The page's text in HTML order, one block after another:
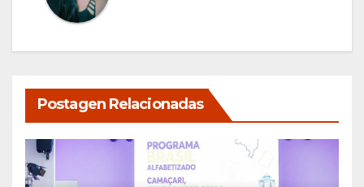
Postagen Relacionadas